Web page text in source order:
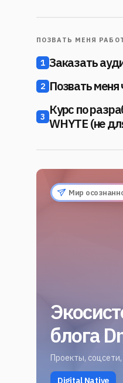
ПОЗВАТЬ МЕНЯ
1 Заказать
2 Позвать
3 Курс по
WHYTE (не
Мир
блога
Проекты,
Digital Native